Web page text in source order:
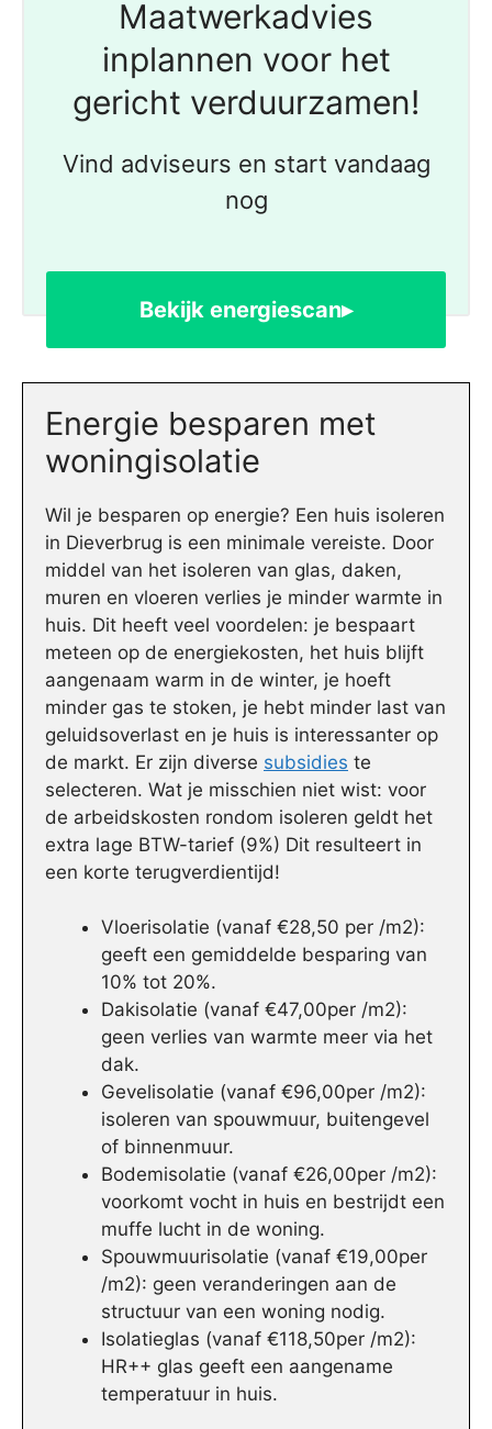
Maatwerkadvies
inplannen voor het
gericht verduurzamen!
Vind adviseurs en start vandaag
nog
Bekijk energiescan▸
Energie besparen met
woningisolatie
Wil je besparen op energie? Een huis isoleren
in Dieverbrug is een minimale vereiste. Door
middel van het isoleren van glas, daken,
muren en vloeren verlies je minder warmte in
huis. Dit heeft veel voordelen: je bespaart
meteen op de energiekosten, het huis blijft
aangenaam warm in de winter, je hoeft
minder gas te stoken, je hebt minder last van
geluidsoverlast en je huis is interessanter op
de markt. Er zijn diverse subsidies te
selecteren. Wat je misschien niet wist: voor
de arbeidskosten rondom isoleren geldt het
extra lage BTW-tarief (9%) Dit resulteert in
een korte terugverdientijd!
Vloerisolatie (vanaf €28,50 per /m2):
geeft een gemiddelde besparing van
10% tot 20%.
Dakisolatie (vanaf €47,00per /m2):
geen verlies van warmte meer via het
dak.
Gevelisolatie (vanaf €96,00per /m2):
isoleren van spouwmuur, buitengevel
of binnenmuur.
Bodemisolatie (vanaf €26,00per /m2):
voorkomt vocht in huis en bestrijdt een
muffe lucht in de woning.
Spouwmuurisolatie (vanaf €19,00per
/m2): geen veranderingen aan de
structuur van een woning nodig.
Isolatieglas (vanaf €118,50per /m2):
HR++ glas geeft een aangename
temperatuur in huis.